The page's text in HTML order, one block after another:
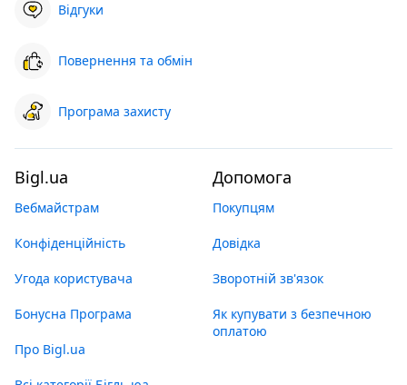
Відгуки
Повернення та обмін
Програма захисту
Bigl.ua
Вебмайстрам
Конфіденційність
Угода користувача
Бонусна Програма
Про Bigl.ua
Допомога
Покупцям
Довідка
Зворотній зв'язок
Як купувати з безпечною
оплатою